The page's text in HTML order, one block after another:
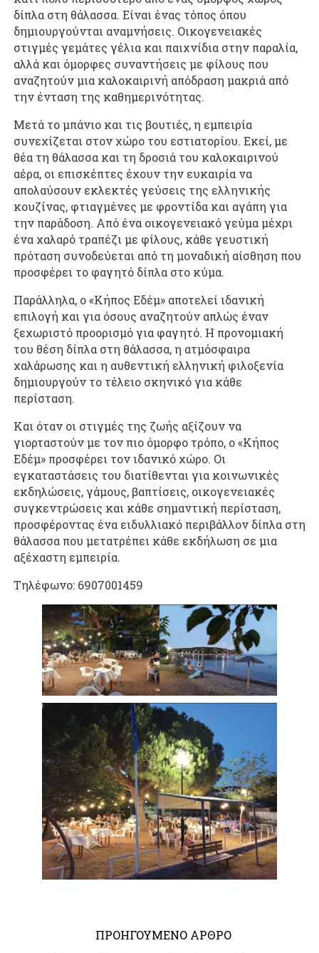
δίπλα στη θάλασσα. Είναι ένας τόπος όπου
δημιουργούνται αναμνήσεις. Οικογενειακές
στιγμές γεμάτες γέλια και παιχνίδια στην παραλία,
αλλά και όμορφες συναντήσεις με φίλους που
αναζητούν μια καλοκαιρινή απόδραση μακριά από
την ένταση της καθημερινότητας.
Μετά το μπάνιο και τις βουτιές, η εμπειρία
συνεχίζεται στον χώρο του εστιατορίου. Εκεί, με
θέα τη θάλασσα και τη δροσιά του καλοκαιρινού
αέρα, οι επισκέπτες έχουν την ευκαιρία να
απολαύσουν εκλεκτές γεύσεις της ελληνικής
κουζίνας, φτιαγμένες με φροντίδα και αγάπη για
την παράδοση. Από ένα οικογενειακό γεύμα μέχρι
ένα χαλαρό τραπέζι με φίλους, κάθε γευστική
πρόταση συνοδεύεται από τη μοναδική αίσθηση που
προσφέρει το φαγητό δίπλα στο κύμα.
Παράλληλα, ο «Κήπος Εδέμ» αποτελεί ιδανική
επιλογή και για όσους αναζητούν απλώς έναν
ξεχωριστό προορισμό για φαγητό. Η προνομιακή
του θέση δίπλα στη θάλασσα, η ατμόσφαιρα
χαλάρωσης και η αυθεντική ελληνική φιλοξενία
δημιουργούν το τέλειο σκηνικό για κάθε
περίσταση.
Και όταν οι στιγμές της ζωής αξίζουν να
γιορταστούν με τον πιο όμορφο τρόπο, ο «Κήπος
Εδέμ» προσφέρει τον ιδανικό χώρο. Οι
εγκαταστάσεις του διατίθενται για κοινωνικές
εκδηλώσεις, γάμους, βαπτίσεις, οικογενειακές
συγκεντρώσεις και κάθε σημαντική περίσταση,
προσφέροντας ένα ειδυλλιακό περιβάλλον δίπλα στη
θάλασσα που μετατρέπει κάθε εκδήλωση σε μια
αξέχαστη εμπειρία.
Τηλέφωνο: 6907001459
ΠΡΟΗΓΟΥΜΕΝΟ ΑΡΘΡΟ